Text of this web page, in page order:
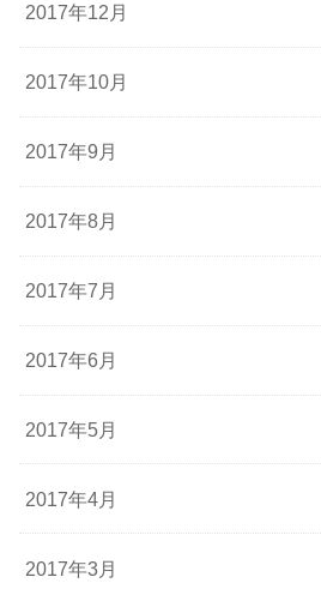
2017年12月
2017年10月
2017年9月
2017年8月
2017年7月
2017年6月
2017年5月
2017年4月
2017年3月